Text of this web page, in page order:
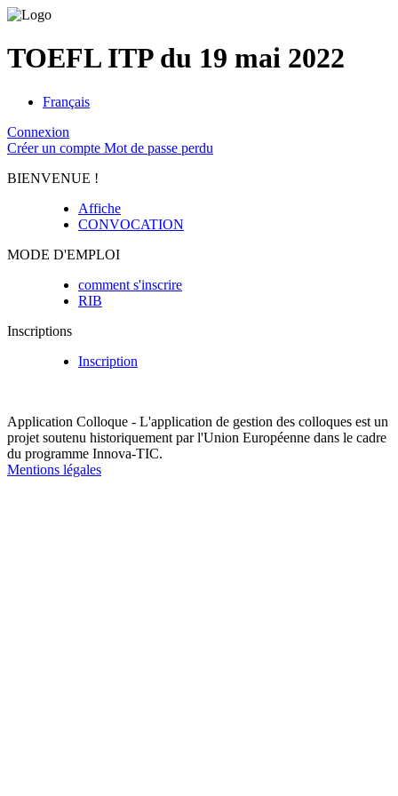
TOEFL ITP du 19 mai 2022
Français
Connexion
Créer un compte Mot de passe perdu
BIENVENUE !
Affiche
CONVOCATION
MODE D'EMPLOI
comment s'inscrire
RIB
Inscriptions
Inscription
Application Colloque - L'application de gestion des colloques est un
projet soutenu historiquement par l'Union Européenne dans le cadre
du programme Innova-TIC.
Mentions légales